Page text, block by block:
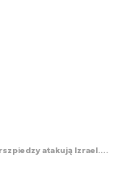
Irańscy cyberszpiedzy atakują Izrael. Jest nowe złośliwe oprogramowanie